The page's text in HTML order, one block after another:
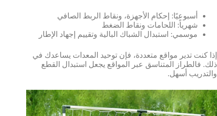
أسبوعيًا: إحكام الأجهزة، ونقاط الربط الصافي
شهرياً: اللحامات ونقاط الضغط
موسمي: استبدال الشباك البالية وتقييم إجهاد الإطار
إذا كنت تدير مواقع متعددة، فإن توحيد المعدات يساعدك في
ذلك. فالطراز المتناسق عبر المواقع يجعل استبدال القطع
والتدريب أسهل.